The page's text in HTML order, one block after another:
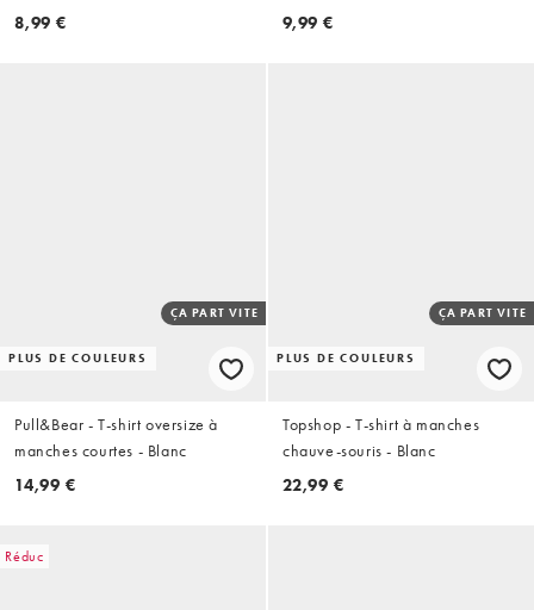
8,99 €
9,99 €
PLUS DE COULEURS
ÇA PART VITE
Pull&Bear - T-shirt oversize à
manches courtes - Blanc
14,99 €
PLUS DE COULEURS
ÇA PART VITE
Topshop - T-shirt à manches
chauve-souris - Blanc
22,99 €
Réduc